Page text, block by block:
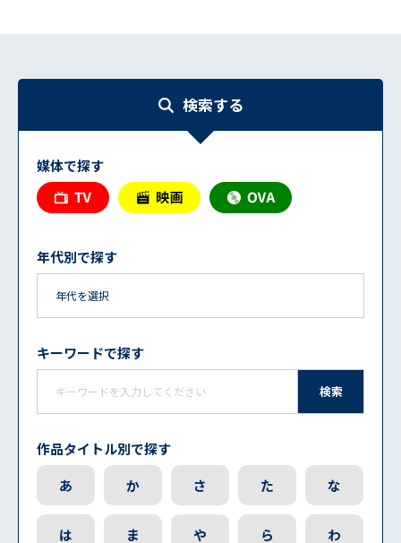
検索する
媒体で探す
年代別で探す
キーワードで探す
検索
作品タイトル別で探す
あ
か さ た な
は ま や ら わ